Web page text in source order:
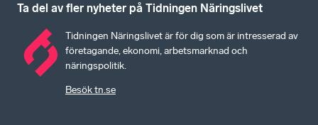
Ta del av fler nyheter på Tidningen Näringslivet
Tidningen Näringslivet är för dig som är intresserad av
företagande, ekonomi, arbetsmarknad och
näringspolitik.
Besök tn.se